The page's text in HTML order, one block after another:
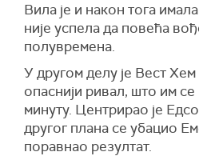
Вила је и након тога
није успела да повећа
полувремена.
У другом делу је Вест
опаснији ривал, што им
минуту. Центрирао је
другог плана се убацио
поравнао резултат.